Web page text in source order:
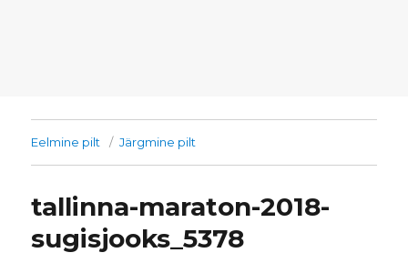
Eelmine pilt Järgmine pilt
tallinna-maraton-2018-
sugisjooks_5378